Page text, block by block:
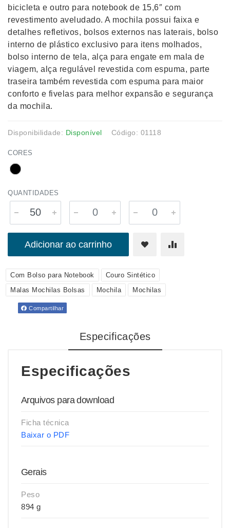
bicicleta e outro para notebook de 15,6″ com
revestimento aveludado. A mochila possui faixa e
detalhes refletivos, bolsos externos nas laterais, bolso
interno de plástico exclusivo para itens molhados,
bolso interno de tela, alça para engate em mala de
viagem, alça regulável revestida com espuma, parte
traseira também revestida com espuma para maior
conforto e fivelas para melhor expansão e segurança
da mochila.
Disponibilidade: Disponível Código: 01118
CORES
QUANTIDADES
Adicionar ao carrinho
Com Bolso para Notebook
Couro Sintético
Malas Mochilas Bolsas
Mochila Mochilas
Compartilhar
Especificações
Especificações
Arquivos para download
Ficha técnica
Baixar o PDF
Gerais
Peso
894 g